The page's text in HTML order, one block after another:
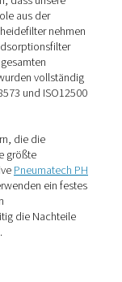
mit den
ist.
die bei der
eine mögliche
Dazu
(ISO),
Retail